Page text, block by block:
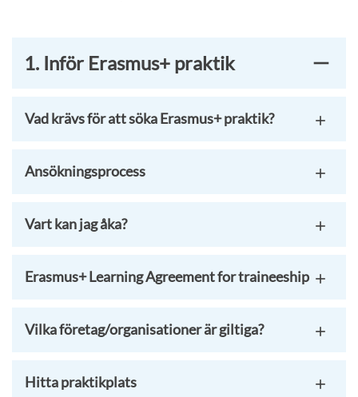
1. Inför Erasmus+ praktik
Vad krävs för att söka Erasmus+ praktik?
Ansökningsprocess
Vart kan jag åka?
Erasmus+ Learning Agreement for traineeship
Vilka företag/organisationer är giltiga?
Hitta praktikplats